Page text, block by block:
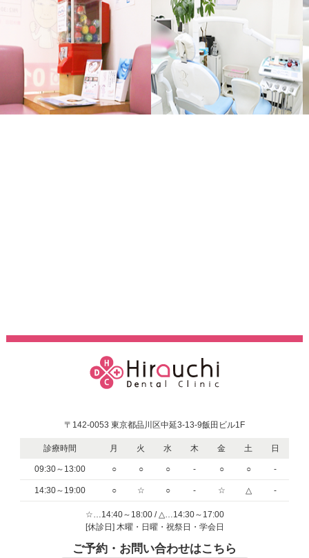
〒142-0053 東京都品川区中延3-13-9飯田ビル1F
診療時間 月 火 水 木 金 土 日
09:30～13:00 ○ ○ ○ - ○ ○ -
14:30～19:00 ○ ☆ ○ - ☆ △ -
☆…14:40～18:00 / △…14:30～17:00
[休診日] 木曜・日曜・祝祭日・学会日
ご予約・お問い合わせはこちら